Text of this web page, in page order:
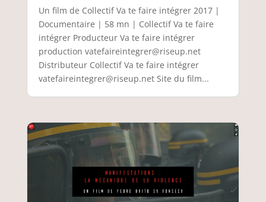
Un film de Collectif Va te faire intégrer 2017 |
Documentaire | 58 mn | Collectif Va te faire
intégrer Producteur Va te faire intégrer
production vatefaireintegrer@riseup.net
Distributeur Collectif Va te faire intégrer
vatefaireintegrer@riseup.net Site du film...